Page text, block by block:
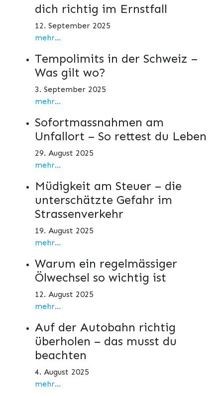
dich richtig im Ernstfall
12. September 2025
mehr...
Tempolimits in der Schweiz –
Was gilt wo?
3. September 2025
mehr...
Sofortmassnahmen am
Unfallort – So rettest du Leben
29. August 2025
mehr...
Müdigkeit am Steuer – die
unterschätzte Gefahr im
Strassenverkehr
19. August 2025
mehr...
Warum ein regelmässiger
Ölwechsel so wichtig ist
12. August 2025
mehr...
Auf der Autobahn richtig
überholen – das musst du
beachten
4. August 2025
mehr...